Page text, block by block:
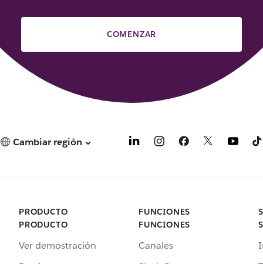
COMENZAR
Cambiar región
PRODUCTO
PRODUCTO
Ver demostración
FUNCIONES
FUNCIONES
Canales